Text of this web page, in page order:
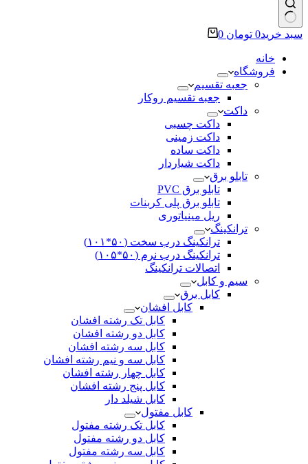
سبد خرید0 تومان 0
خانه
فروشگاه
جعبه تقسیم
جعبه تقسیم روکار
داکت
داکت چسبی
داکت زمینی
داکت ساده
داکت شیاردار
تابلو برق
تابلو برق PVC
تابلو برق پلی کربنات
ریل مینیاتوری
ترانکینگ
ترانکینگ درب سخت (۵۰*۱۰۱)
ترانکینگ درب نرم (۵۰*۱۰۵)
اتصالات ترانکینگ
سیم و کابل
کابل برق
کابل افشان
کابل تک رشته افشان
کابل دو رشته افشان
کابل سه رشته افشان
کابل سه و نیم رشته افشان
کابل چهار رشته افشان
کابل پنج رشته افشان
کابل شیلد دار
کابل مفتول
کابل تک رشته مفتول
کابل دو رشته مفتول
کابل سه رشته مفتول